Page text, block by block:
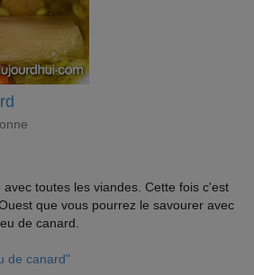
toutes les viandes. Cette fois c'est
que vous pourrez le savourer avec
de canard.
de canard"